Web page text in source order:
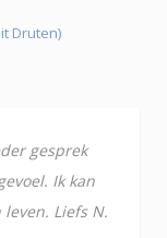
Druten)
gesprek
Ik kan
Liefs N.